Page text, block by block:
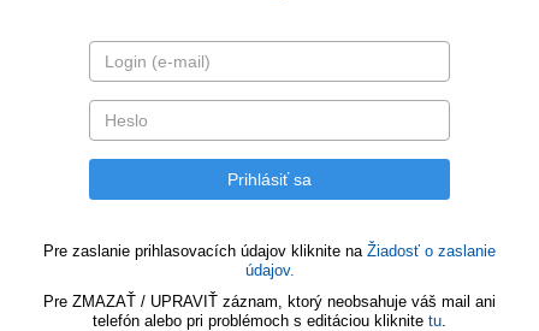
Pre zaslanie prihlasovacích údajov kliknite na Žiadosť o zaslanie
údajov.
Pre ZMAZAŤ / UPRAVIŤ záznam, ktorý neobsahuje váš mail ani
telefón alebo pri problémoch s editáciou kliknite tu.